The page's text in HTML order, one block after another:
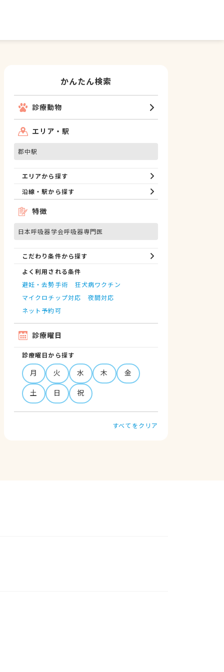
かんたん検索
診療動物
エリア・駅
郡中駅
エリアから探す
沿線・駅から探す
特徴
日本呼吸器学会呼吸器専門医
こだわり条件から探す
よく利用される条件
避妊・去勢手術
狂犬病ワクチン
マイクロチップ対応
夜間対応
ネット予約可
診療曜日
診療曜日から探す
月 火 水 木
金
土
日 祝
すべてをクリア